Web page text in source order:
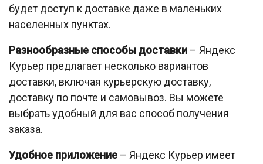
будет доступ к доставке даже в маленьких
населенных пунктах.
Разнообразные способы доставки – Яндекс
Курьер предлагает несколько вариантов
доставки, включая курьерскую доставку,
доставку по почте и самовывоз. Вы можете
выбрать удобный для вас способ получения
заказа.
Удобное приложение – Яндекс Курьер имеет